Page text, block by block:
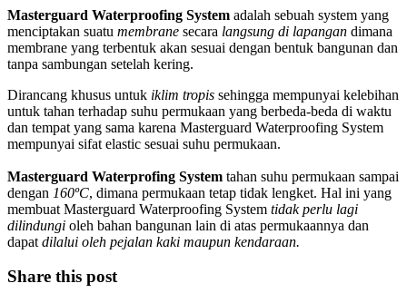
Masterguard Waterproofing System adalah sebuah system yang
menciptakan suatu membrane secara langsung di lapangan dimana
membrane yang terbentuk akan sesuai dengan bentuk bangunan dan
tanpa sambungan setelah kering.
Dirancang khusus untuk iklim tropis sehingga mempunyai kelebihan
untuk tahan terhadap suhu permukaan yang berbeda-beda di waktu
dan tempat yang sama karena Masterguard Waterproofing System
mempunyai sifat elastic sesuai suhu permukaan.
Masterguard Waterprofing System tahan suhu permukaan sampai
dengan 160ºC, dimana permukaan tetap tidak lengket. Hal ini yang
membuat Masterguard Waterproofing System tidak perlu lagi
dilindungi oleh bahan bangunan lain di atas permukaannya dan
dapat dilalui oleh pejalan kaki maupun kendaraan.
Share this post